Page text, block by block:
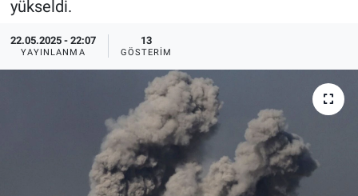
yükseldi.
22.05.2025 - 22:07
YAYINLANMA
13
GÖSTERIM